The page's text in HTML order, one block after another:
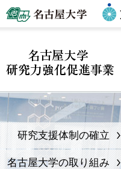
研究支援体制の確立
名古屋大学の取り組み